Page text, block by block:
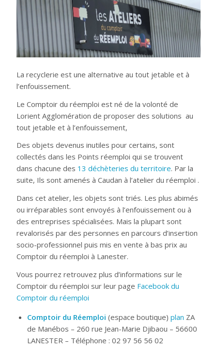
La recyclerie est une alternative au tout jetable et à
l’enfouissement.
Le Comptoir du réemploi est né de la volonté de
Lorient Agglomération de proposer des solutions au
tout jetable et à l’enfouissement,
Des objets devenus inutiles pour certains, sont
collectés dans les Points réemploi qui se trouvent
dans chacune des 13 déchèteries du territoire. Par la
suite, Ils sont amenés à Caudan à l’atelier du réemploi .
Dans cet atelier, les objets sont triés. Les plus abimés
ou irréparables sont envoyés à l’enfouissement ou à
des entreprises spécialisées. Mais la plupart sont
revalorisés par des personnes en parcours d’insertion
socio-professionnel puis mis en vente à bas prix au
Comptoir du réemploi à Lanester.
Vous pourrez retrouvez plus d’informations sur le
Comptoir du réemploi sur leur page Facebook du
Comptoir du réemploi
Comptoir du Réemploi (espace boutique) plan ZA
de Manébos – 260 rue Jean-Marie Djibaou – 56600
LANESTER – Téléphone : 02 97 56 56 02